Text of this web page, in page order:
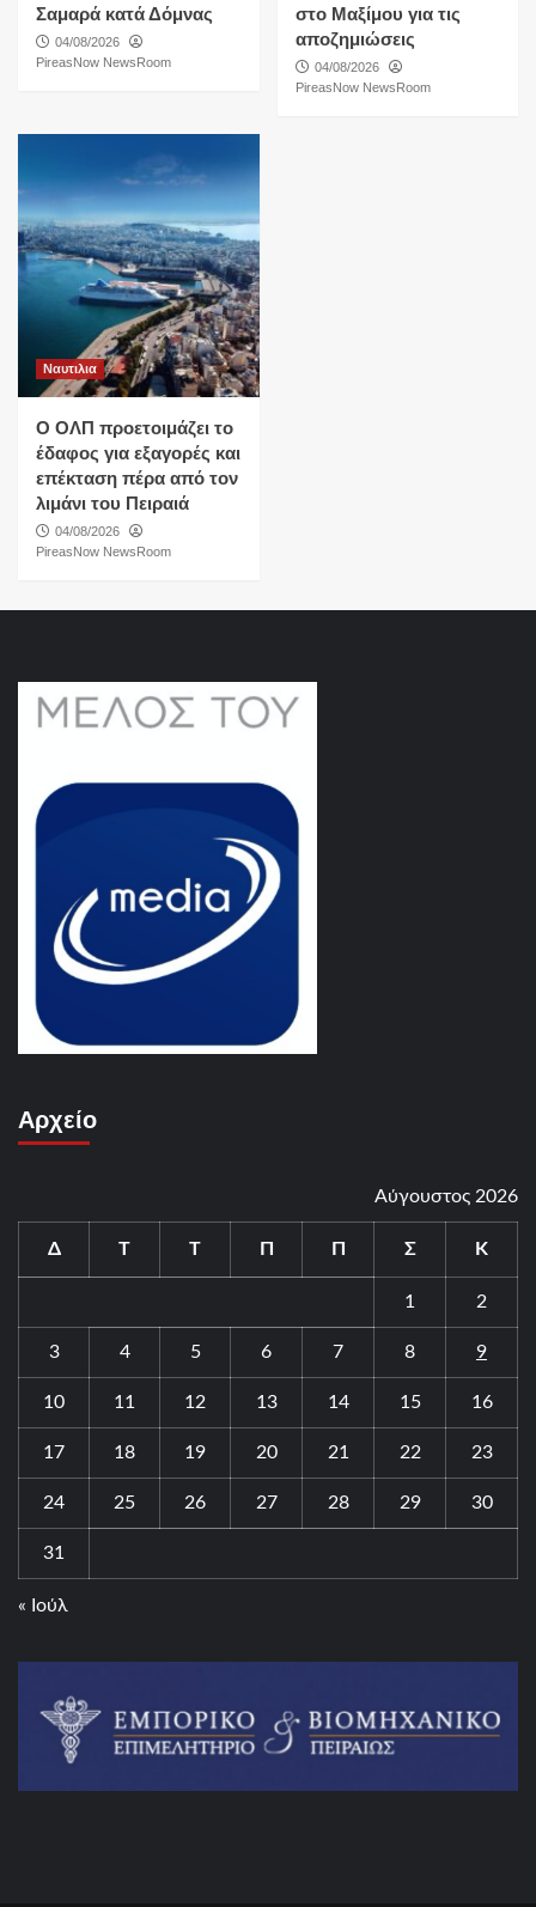
Σαμαρά κατά Δόμνας
04/08/2026
PireasNow NewsRoom
στο Μαξίμου για τις
αποζημιώσεις
04/08/2026
PireasNow NewsRoom
Ναυτιλια
O ΟΛΠ προετοιμάζει το
έδαφος για εξαγορές και
επέκταση πέρα από τον
λιμάνι του Πειραιά
04/08/2026
PireasNow NewsRoom
Αρχείο
Αύγουστος 2026
Δ Τ Τ Π Π Σ Κ
1 2
3 4 5 6 7 8 9
10 11 12 13 14 15 16
17 18 19 20 21 22 23
24 25 26 27 28 29 30
31
« Ιούλ